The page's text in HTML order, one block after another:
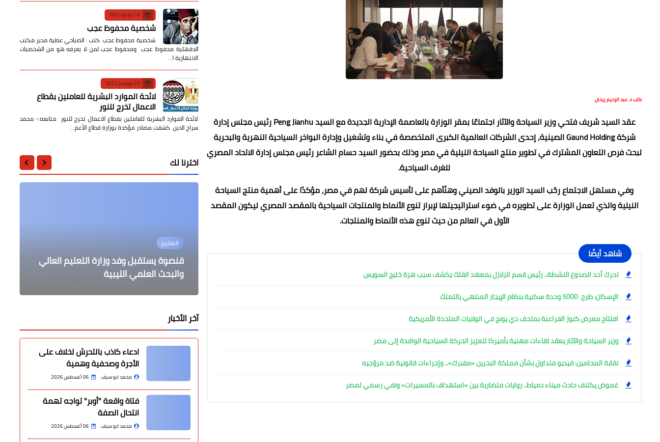
كتب د. عبد الرحيم ريحان
عقد السيد شريف فتحي وزير السياحة والآثار اجتماعًا بمقر الوزارة بالعاصمة الإدارية الجديدة مع السيد Peng Jianhu رئيس مجلس إدارة
شركة Gaund Holding الصينية، إحدى الشركات العالمية الكبرى المتخصصة في بناء وتشغيل وإدارة البواخر السياحية النهرية والبحرية
لبحث فرص التعاون المشترك في تطوير منتج السياحة النيلية في مصر وذلك بحضور السيد حسام الشاعر رئيس مجلس إدارة الاتحاد المصري
للغرف السياحية.
وفي مستهل الاجتماع رحّب السيد الوزير بالوفد الصيني وهنّأهم على تأسيس شركة لهم في مصر، مؤكدًا على أهمية منتج السياحة
النيلية والذي تعمل الوزارة على تطويره في ضوء استراتيجيتها لإبراز تنوع الأنماط والمنتجات السياحية بالمقصد المصري ليكون المقصد
الأول في العالم من حيث تنوع هذه الأنماط والمنتجات.
شاهد أيضًا
تحرك أحد الصدوع النشطة.. رئيس قسم الزلازل بمعهد الفلك يكشف سبب هزة خليج السويس
الإسكان: طرح 5000 وحدة سكنية بنظام الإيجار المنتهي بالتملك
افتتاح معرض كنوز الفراعنة بمتحف دي يونج في الولايات المتحدة الأمريكية
وزير السياحة والآثار يعقد لقاءات مهنية بأميركا لتعزيز الحركة السياحية الوافدة إلى مصر
نقابة المحامين: فيديو متداول بشأن مملكة البحرين «مفبرك».. وإجراءات قانونية ضد مروّجيه
غموض يكتنف حادث ميناء دمياط.. روايات متضاربة بين «استهداف بالمسيرات» ونفي رسمي لمصر
10 يونيو 2021
شخصية محفوظ عجب
شخصية محفوظ عجب كتب : الصباحي عطية مدير مكتب
الدقهلية محفوظ عجب ومحفوظ عجب لمن لا يعرفه هو من الشخصيات
الانتهازية ا…
23 نوفمبر 2022
لائحة الموارد البشرية للعاملين بقطاع
الاعمال تخرج للنور
لائحة الموارد البشرية للعاملين بقطاع الاعمال تخرج للنور متابعه:- محمد
سراج الدين كشفت مصادر مؤكدة بوزارة قطاع الأعم…
اخترنا لك
02 أكتوبر 2021
التعليم
قنصوة يستقبل وفد وزارة التعليم العالي
والبحث العلمي الليبية
02 أكتوبر 2021
التعليم
إعلان نتائج قبول طلاب المرحلة الثالثة
بالجامعات والمعاهد
02 أكتوبر 2021
حوادث وقضايا
حبس المنتج أحمد السبكي في اتهامه
بتشويه سمعة سيدة
02 أكتوبر 2021
التعليم
سد العجز بالمدارس ببعض التخصصات .
باسوان
02 أكتوبر 2021
الرياضة
اليورليغ انتصارات لبرشلونة وزينيت
وفنربخشه
آخر الأخبار
ادعاء كاذب بالتحرش لخلاف على
الأجرة وصحفية وهمية
محمد ابو سيف 06 أغسطس 2026
فتاة واقعة "أوبر" تواجه تهمة
انتحال الصفة
محمد ابو سيف 06 أغسطس 2026